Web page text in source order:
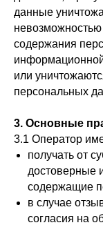
данные
содержания
или
персональных
3. Основные
3.1 Оператор
получать от
достоверные
содержащие
в случае
согласия на